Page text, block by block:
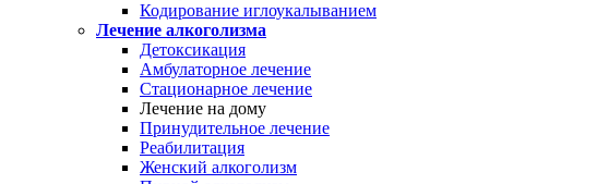
Кодирование иглоукалыванием
Лечение алкоголизма
Детоксикация
Амбулаторное лечение
Стационарное лечение
Лечение на дому
Принудительное лечение
Реабилитация
Женский алкоголизм